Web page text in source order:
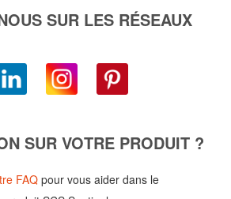
SUR LES RÉSEAUX
SUR VOTRE PRODUIT ?
FAQpour vous aider dans le